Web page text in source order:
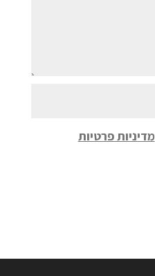
מדיניות פרטיות